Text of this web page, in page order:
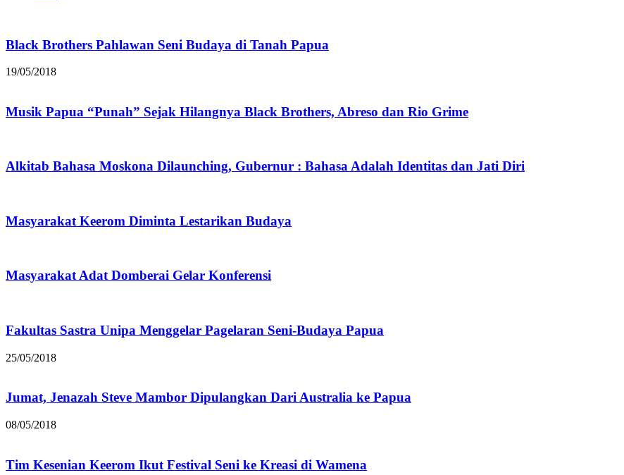
Black Brothers Pahlawan Seni Budaya di Tanah Papua
19/05/2018
Musik Papua “Punah” Sejak Hilangnya Black Brothers, Abreso dan Rio Grime
Alkitab Bahasa Moskona Dilaunching, Gubernur : Bahasa Adalah Identitas dan Jati Diri
Masyarakat Keerom Diminta Lestarikan Budaya
Masyarakat Adat Domberai Gelar Konferensi
Fakultas Sastra Unipa Menggelar Pagelaran Seni-Budaya Papua
25/05/2018
Jumat, Jenazah Steve Mambor Dipulangkan Dari Australia ke Papua
08/05/2018
Tim Kesenian Keerom Ikut Festival Seni ke Kreasi di Wamena